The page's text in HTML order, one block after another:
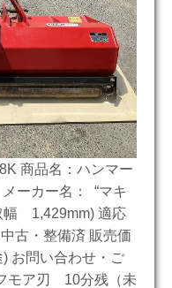
商品名：ハンマー
ーカー名： “マキ
幅 1,429mm) 適応
古・整備済 販売価
お問い合わせ・ご
モア刃 10分残（未